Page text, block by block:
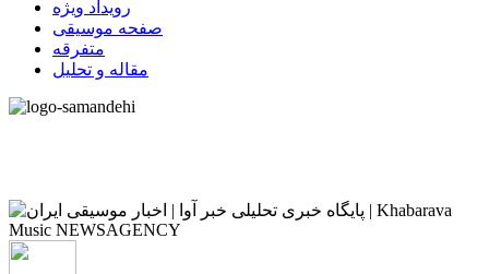
رویداد ویژه
صفحه موسیقی
متفرقه
مقاله و تحلیل